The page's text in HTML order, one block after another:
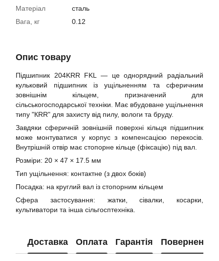
Матеріал
сталь
Вага, кг
0.12
Опис товару
Підшипник 204KRR FKL — це однорядний радіальний
кульковий підшипник із ущільненням та сферичним
зовнішнім кільцем, призначений для
сільськогосподарської техніки. Має вбудоване ущільнення
типу "КRR" для захисту від пилу, вологи та бруду.
Завдяки сферичній зовнішній поверхні кільця підшипник
може монтуватися у корпус з компенсацією перекосів.
Внутрішній отвір має стопорне кільце (фіксацію) під вал.
Розміри: 20 × 47 × 17.5 мм
Тип ущільнення: контактне (з двох боків)
Посадка: на круглий вал із стопорним кільцем
Сфера застосування: жатки, сівалки, косарки,
культиватори та інша сільгосптехніка.
Доставка Оплата Гарантія Повернення